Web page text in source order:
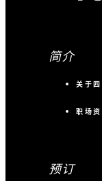
简介
关于
职场
预订